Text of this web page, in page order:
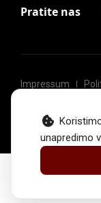
unapredimo
Pratite nas
Impressum